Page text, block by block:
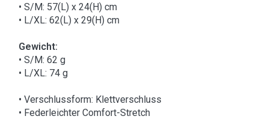
• S/M: 57(L) x 24(H) cm
• L/XL: 62(L) x 29(H) cm
Gewicht:
• S/M: 62 g
• L/XL: 74 g
• Verschlussform: Klettverschluss
• Federleichter Comfort-Stretch